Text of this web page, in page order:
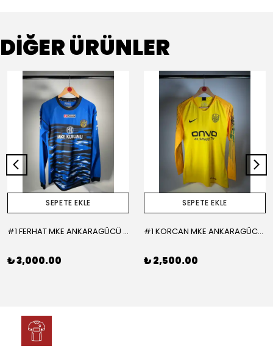
DİĞER ÜRÜNLER
SEPETE EKLE
#1 FERHAT MKE ANKARAGÜCÜ 2015-2016 KALECİ - LARGE
₺ 3,000.00
SEPETE EKLE
#1 KORCAN MKE ANKARAGÜCÜ 2019-2020 KALECİ - MEDIUM
₺ 2,500.00